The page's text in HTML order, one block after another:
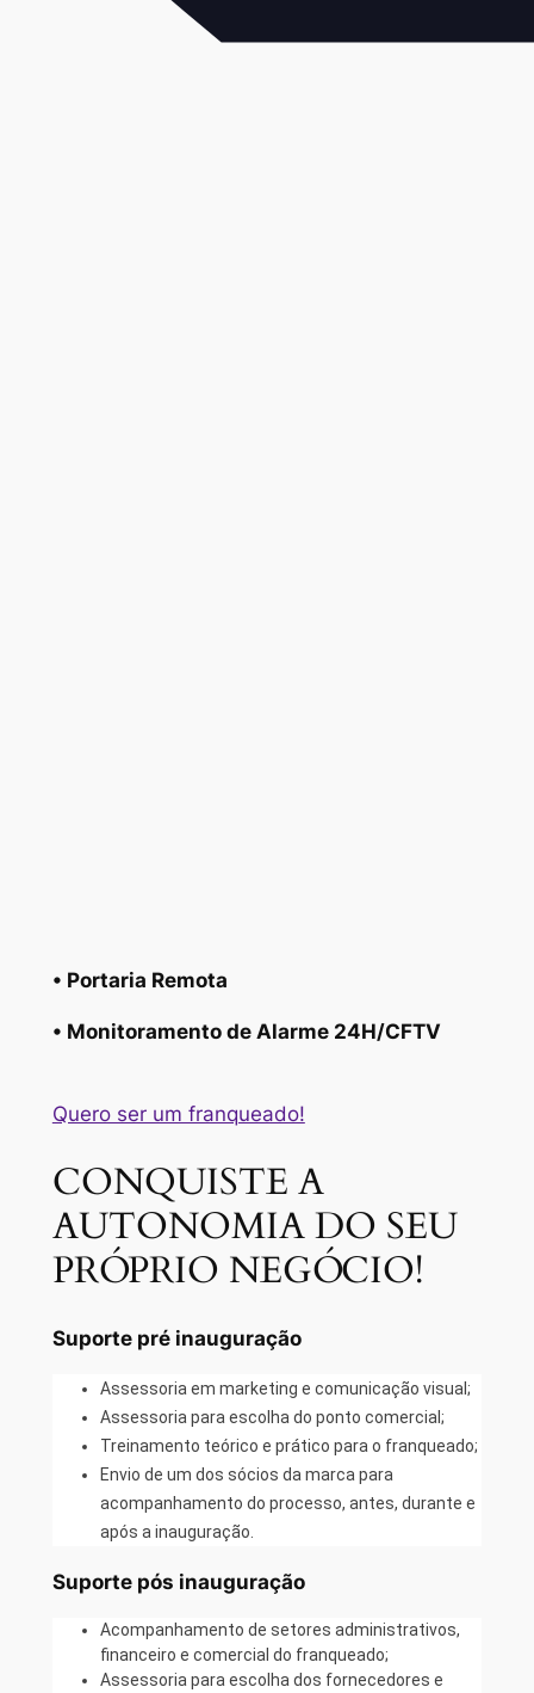
• Portaria Remota
• Monitoramento de Alarme 24H/CFTV
Quero ser um franqueado!
CONQUISTE A
AUTONOMIA DO SEU
PRÓPRIO NEGÓCIO!
Suporte pré inauguração
Assessoria em marketing e comunicação visual;
Assessoria para escolha do ponto comercial;
Treinamento teórico e prático para o franqueado;
Envio de um dos sócios da marca para
acompanhamento do processo, antes, durante e
após a inauguração.
Suporte pós inauguração
Acompanhamento de setores administrativos,
financeiro e comercial do franqueado;
Assessoria para escolha dos fornecedores e